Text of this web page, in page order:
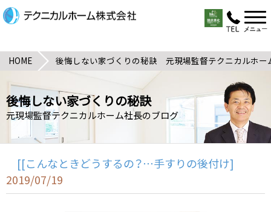
HOME 後悔しない家づくりの秘訣 元現場監督テクニカルホー
後悔しない家づくりの秘訣
元現場監督テクニカルホーム社長のブログ
[[こんなときどうするの？…手すりの後付け]
2019/07/19